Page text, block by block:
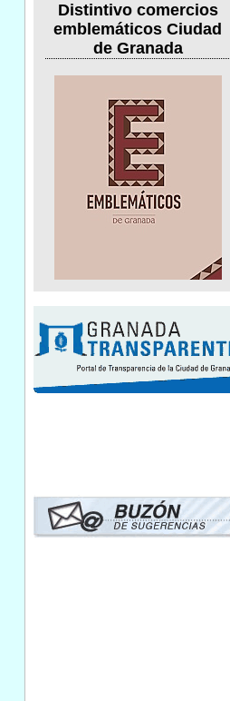
Distintivo comercios
emblemáticos Ciudad
de Granada